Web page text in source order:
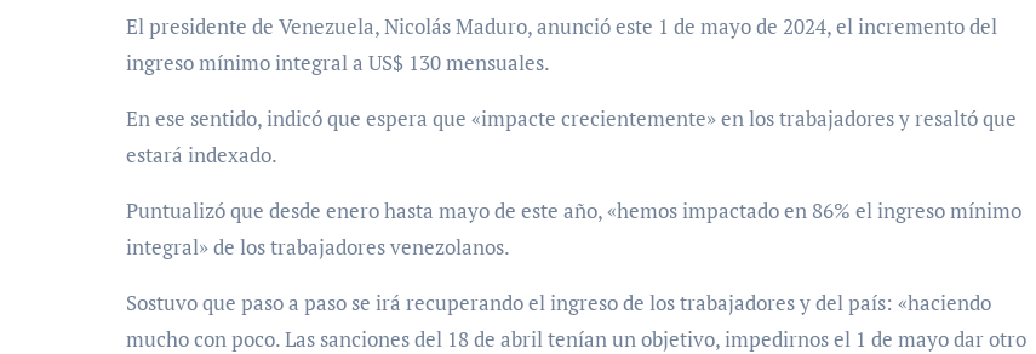
El presidente de Venezuela, Nicolás Maduro, anunció este 1 de mayo de 2024, el incremento del
ingreso mínimo integral a US$ 130 mensuales.
En ese sentido, indicó que espera que «impacte crecientemente» en los trabajadores y resaltó que
estará indexado.
Puntualizó que desde enero hasta mayo de este año, «hemos impactado en 86% el ingreso mínimo
integral» de los trabajadores venezolanos.
Sostuvo que paso a paso se irá recuperando el ingreso de los trabajadores y del país: «haciendo
mucho con poco. Las sanciones del 18 de abril tenían un objetivo, impedirnos el 1 de mayo dar otro